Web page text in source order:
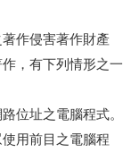
作侵害著作財產
，有下列情形之一
位址之電腦程式。
用前目之電腦程